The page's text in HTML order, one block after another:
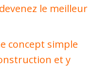
le meilleur
concept simple
et y